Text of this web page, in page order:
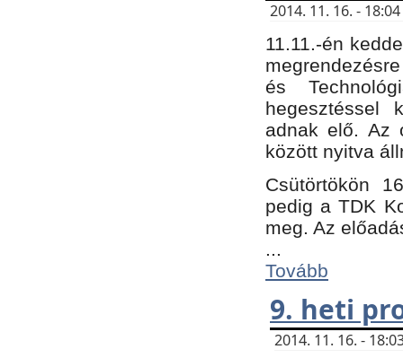
2014. 11. 16. -
11.11.-én
és
hegesztéssel
adnak elő. Az
között nyitva
Csütörtökön
pedig a TDK
meg. Az
...
Tovább
9. heti
2014. 11. 16. -